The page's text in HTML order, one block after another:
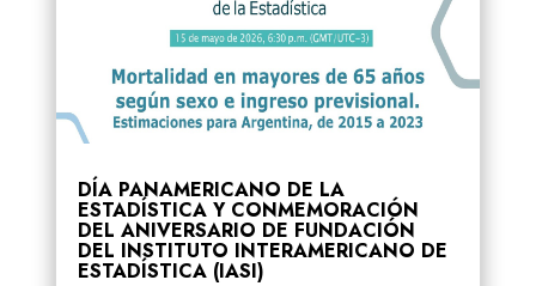
DÍA PANAMERICANO DE LA
ESTADÍSTICA Y CONMEMORACIÓN
DEL ANIVERSARIO DE FUNDACIÓN
DEL INSTITUTO INTERAMERICANO DE
ESTADÍSTICA (IASI)